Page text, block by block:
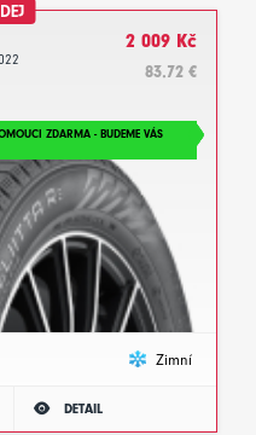
2 009 Kč
83.72 €
ZDARMA - BUDEME VÁS
Zimní
DETAIL